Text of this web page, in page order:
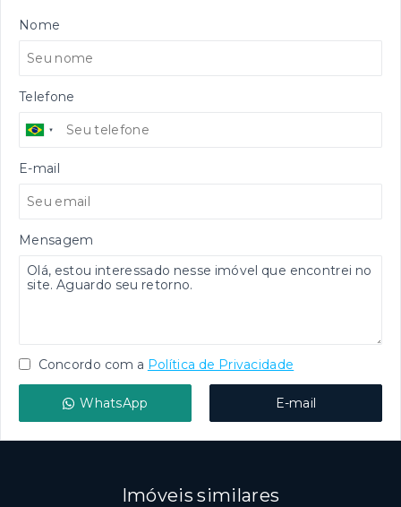
Nome
Telefone
E-mail
Mensagem
Concordo com a Política de Privacidade
WhatsApp E-mail
Imóveis similares